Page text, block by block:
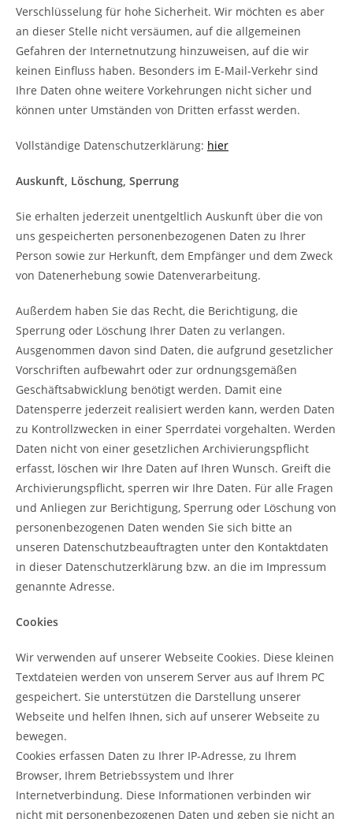
Verschlüsselung für hohe Sicherheit. Wir möchten es aber
an dieser Stelle nicht versäumen, auf die allgemeinen
Gefahren der Internetnutzung hinzuweisen, auf die wir
keinen Einfluss haben. Besonders im E-Mail-Verkehr sind
Ihre Daten ohne weitere Vorkehrungen nicht sicher und
können unter Umständen von Dritten erfasst werden.
Vollständige Datenschutzerklärung: hier
Auskunft, Löschung, Sperrung
Sie erhalten jederzeit unentgeltlich Auskunft über die von
uns gespeicherten personenbezogenen Daten zu Ihrer
Person sowie zur Herkunft, dem Empfänger und dem Zweck
von Datenerhebung sowie Datenverarbeitung.
Außerdem haben Sie das Recht, die Berichtigung, die
Sperrung oder Löschung Ihrer Daten zu verlangen.
Ausgenommen davon sind Daten, die aufgrund gesetzlicher
Vorschriften aufbewahrt oder zur ordnungsgemäßen
Geschäftsabwicklung benötigt werden. Damit eine
Datensperre jederzeit realisiert werden kann, werden Daten
zu Kontrollzwecken in einer Sperrdatei vorgehalten. Werden
Daten nicht von einer gesetzlichen Archivierungspflicht
erfasst, löschen wir Ihre Daten auf Ihren Wunsch. Greift die
Archivierungspflicht, sperren wir Ihre Daten. Für alle Fragen
und Anliegen zur Berichtigung, Sperrung oder Löschung von
personenbezogenen Daten wenden Sie sich bitte an
unseren Datenschutzbeauftragten unter den Kontaktdaten
in dieser Datenschutzerklärung bzw. an die im Impressum
genannte Adresse.
Cookies
Wir verwenden auf unserer Webseite Cookies. Diese kleinen
Textdateien werden von unserem Server aus auf Ihrem PC
gespeichert. Sie unterstützen die Darstellung unserer
Webseite und helfen Ihnen, sich auf unserer Webseite zu
bewegen.
Cookies erfassen Daten zu Ihrer IP-Adresse, zu Ihrem
Browser, Ihrem Betriebssystem und Ihrer
Internetverbindung. Diese Informationen verbinden wir
nicht mit personenbezogenen Daten und geben sie nicht an